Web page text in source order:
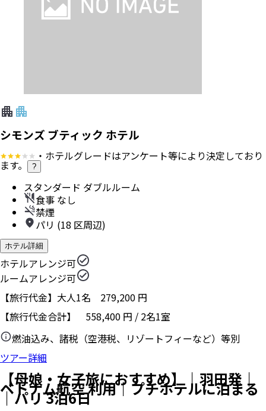
シモンズ ブティック ホテル
・ホテルグレードはアンケート等により決定しており
ます。 ?
スタンダード ダブルルーム
食事 なし
禁煙
パリ (18 区周辺)
ホテル詳細
ホテルアレンジ可
ルームアレンジ可
【旅行代金】大人1名 279,200 円
【旅行代金合計】 558,400 円 / 2名1室
燃油込み、諸税（空港税、リゾートフィーなど）等別
ツアー詳細
【母娘・女子旅におすすめ】｜羽田発｜
ベトナム航空 利用｜プチホテルに泊まる
｜パリ 3泊6日